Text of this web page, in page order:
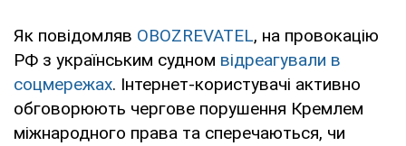
Як повідомляв OBOZREVATEL, на провокацію
РФ з українським судном відреагували в
соцмережах. Інтернет-користувачі активно
обговорюють чергове порушення Кремлем
міжнародного права та сперечаються, чи